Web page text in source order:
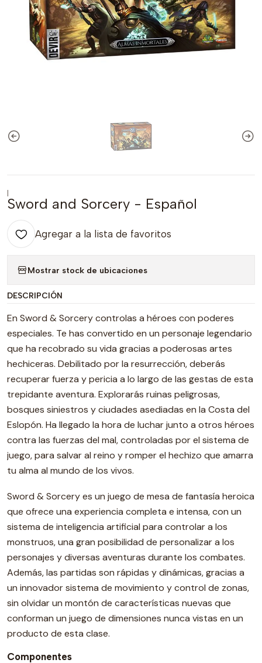
|
Sword and Sorcery - Español
Agregar a la lista de favoritos
Mostrar stock de ubicaciones
DESCRIPCIÓN
En Sword & Sorcery controlas a héroes con poderes
especiales. Te has convertido en un personaje legendario
que ha recobrado su vida gracias a poderosas artes
hechiceras. Debilitado por la resurrección, deberás
recuperar fuerza y pericia a lo largo de las gestas de esta
trepidante aventura. Explorarás ruinas peligrosas,
bosques siniestros y ciudades asediadas en la Costa del
Eslopón. Ha llegado la hora de luchar junto a otros héroes
contra las fuerzas del mal, controladas por el sistema de
juego, para salvar al reino y romper el hechizo que amarra
tu alma al mundo de los vivos.
Sword & Sorcery es un juego de mesa de fantasía heroica
que ofrece una experiencia completa e intensa, con un
sistema de inteligencia artificial para controlar a los
monstruos, una gran posibilidad de personalizar a los
personajes y diversas aventuras durante los combates.
Además, las partidas son rápidas y dinámicas, gracias a
un innovador sistema de movimiento y control de zonas,
sin olvidar un montón de características nuevas que
conforman un juego de dimensiones nunca vistas en un
producto de esta clase.
Componentes